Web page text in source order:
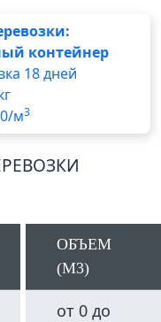
контейнер
18 дней
м3
ОБЪЕМ
(М3)
от 0 до